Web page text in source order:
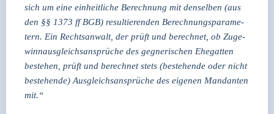
sich um eine ein­heit­li­che Berech­nung mit den­sel­ben (aus
den §§ 1373 ff BGB) resul­tie­ren­den Berech­nungs­pa­ra­me­
tern. Ein Rechts­an­walt, der prüft und berech­net, ob Zuge­
winn­aus­gleichs­an­sprü­che des geg­ne­ri­schen Ehe­gat­ten
bestehen, prüft und berech­net stets (bestehen­de oder nicht
bestehen­de) Aus­gleichs­an­sprü­che des eige­nen Man­dan­ten
mit.“